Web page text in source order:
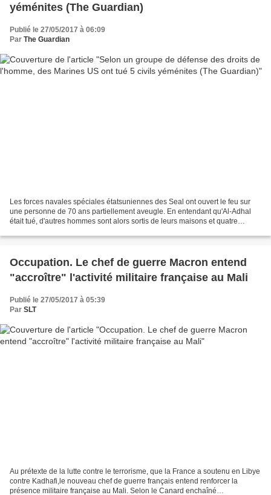
yéménites (The Guardian)
Publié le 27/05/2017 à 06:09
Par The Guardian
Les forces navales spéciales étatsuniennes des Seal ont ouvert le feu sur
une personne de 70 ans partiellement aveugle. En entendant qu'Al-Adhal
était tué, d'autres hommes sont alors sortis de leurs maisons et quatre
Occupation. Le chef de guerre Macron entend
"accroître" l'activité militaire française au Mali
Publié le 27/05/2017 à 05:39
Par SLT
Au prétexte de la lutte contre le terrorisme, que la France a soutenu en Libye
contre Kadhafi,le nouveau chef de guerre français entend renforcer la
présence militaire française au Mali. Selon le Canard enchaîné